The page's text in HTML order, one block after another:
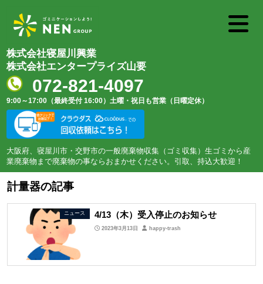
株式会社寝屋川興業
株式会社エンタープライズ山要
072-821-4097
9:00～17:00（最終受付 16:00） 土曜・祝日も営業（日曜定休）
大阪府、寝屋川市・交野市の一般廃棄物収集（ゴミ収集）生ゴミから産
業廃棄物まで廃棄物の事ならおまかせください。引取、持込大歓迎！
計量器の記事
ニュース 4/13（木）受入停止のお知らせ
2023年3月13日 happy-trash